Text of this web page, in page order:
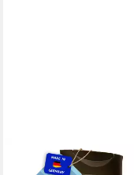
DEGGELBAM
Duschgel 7in1